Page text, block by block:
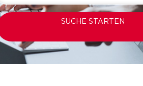
SUCHE STARTEN